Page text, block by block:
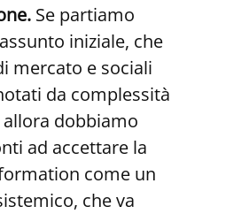
Se partiamo
iniziale, che
mercato e sociali
da complessità
dobbiamo
ad accettare la
come un
che va